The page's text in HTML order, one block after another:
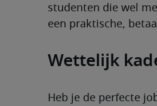
studenten die wel
een praktische,
Wettelijk
Heb je de perfecte